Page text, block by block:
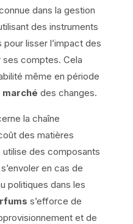
dans la gestion
des instruments
lisser l’impact des
comptes. Cela
même en période
marché des changes.
la chaîne
des matières
utilise des composants
en cas de
politiques dans les
s’efforce de
et de